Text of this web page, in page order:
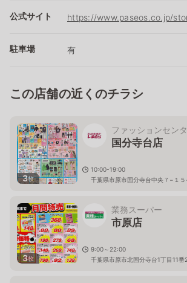
公式サイト https://www.paseos.co.jp/
駐車場 有
この店舗の近くのチラシ
3枚
ファッションセン
国分寺台店
10:00-19:00
千葉県市原市国分寺台中央７−１５
3枚
業務スーパー
市原店
9:00～22:00
千葉県市原市北国分寺台1丁目11番2